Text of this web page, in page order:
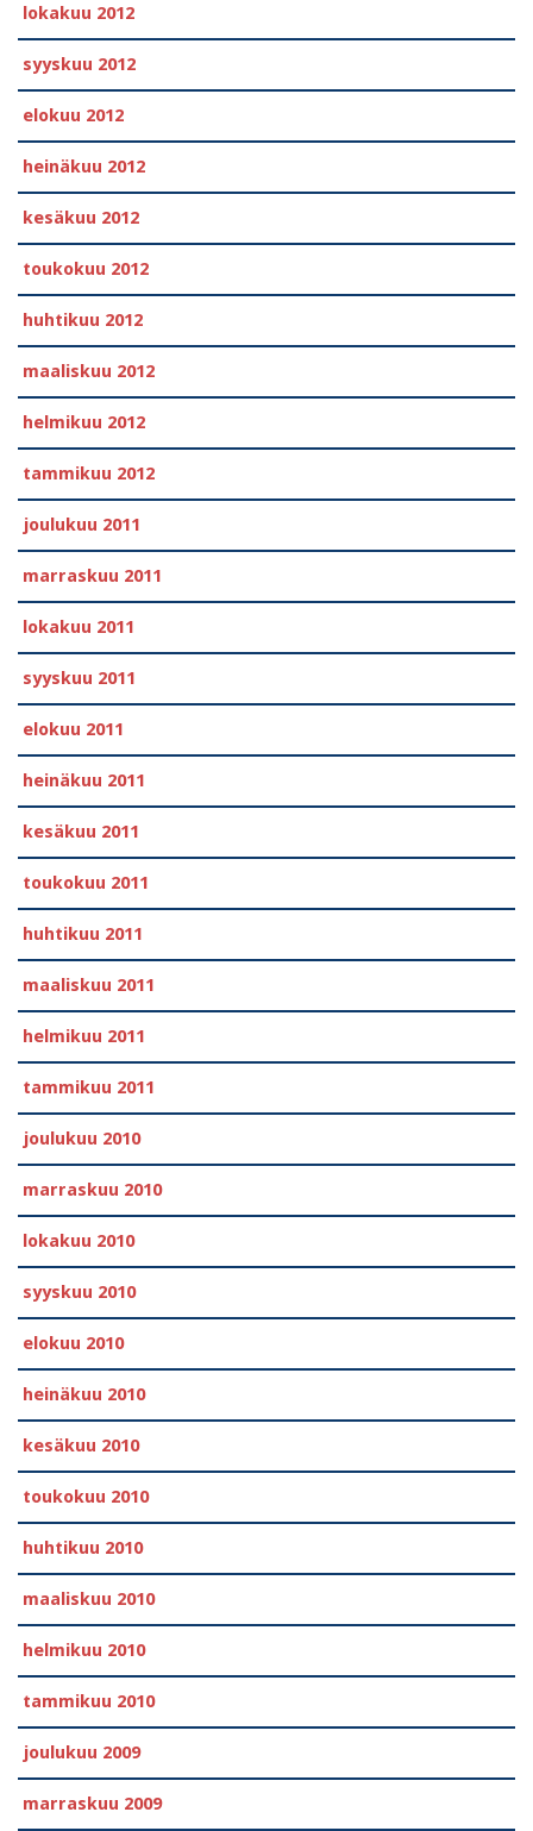
lokakuu 2012
syyskuu 2012
elokuu 2012
heinäkuu 2012
kesäkuu 2012
toukokuu 2012
huhtikuu 2012
maaliskuu 2012
helmikuu 2012
tammikuu 2012
joulukuu 2011
marraskuu 2011
lokakuu 2011
syyskuu 2011
elokuu 2011
heinäkuu 2011
kesäkuu 2011
toukokuu 2011
huhtikuu 2011
maaliskuu 2011
helmikuu 2011
tammikuu 2011
joulukuu 2010
marraskuu 2010
lokakuu 2010
syyskuu 2010
elokuu 2010
heinäkuu 2010
kesäkuu 2010
toukokuu 2010
huhtikuu 2010
maaliskuu 2010
helmikuu 2010
tammikuu 2010
joulukuu 2009
marraskuu 2009